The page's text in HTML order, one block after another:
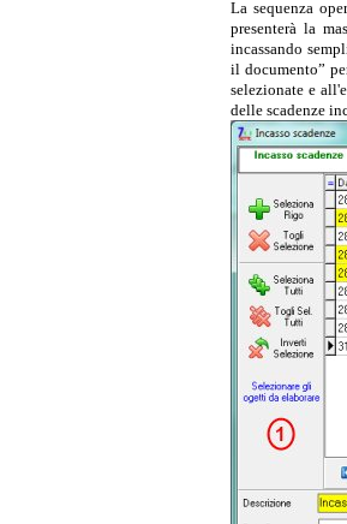
La sequenza
presenterà la
incassando
il documento”
selezionate e
delle scadenze